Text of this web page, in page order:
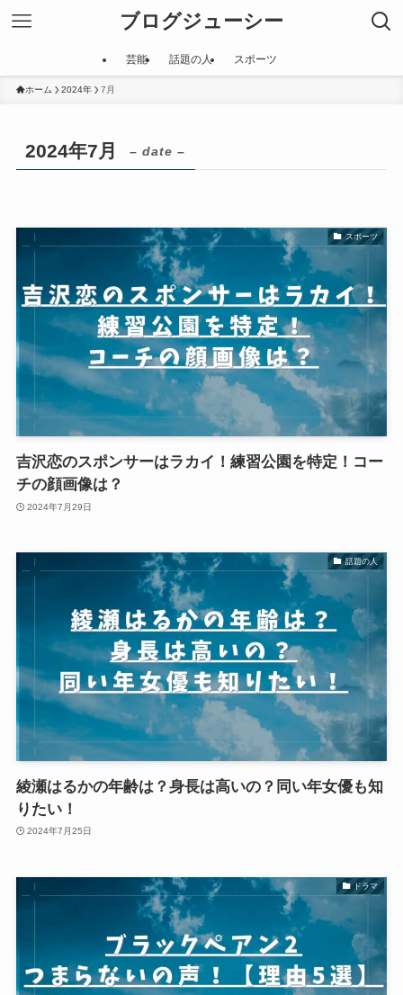
ブログジューシー
芸能 話題の人 スポーツ
ホーム 2024年 7月
2024年7月 – date –
スポーツ
吉沢恋のスポンサーはラカイ！練習公園を特定！コー
チの顔画像は？
2024年7月29日
話題の人
綾瀬はるかの年齢は？身長は高いの？同い年女優も知
りたい！
2024年7月25日
ドラマ